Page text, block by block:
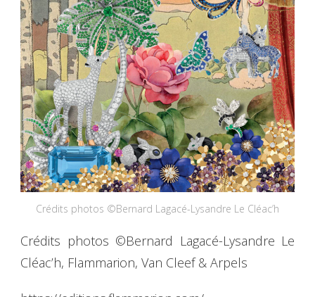
Crédits photos ©Bernard Lagacé-Lysandre Le Cléac’h
Crédits photos ©Bernard Lagacé-Lysandre Le
Cléac’h, Flammarion, Van Cleef & Arpels